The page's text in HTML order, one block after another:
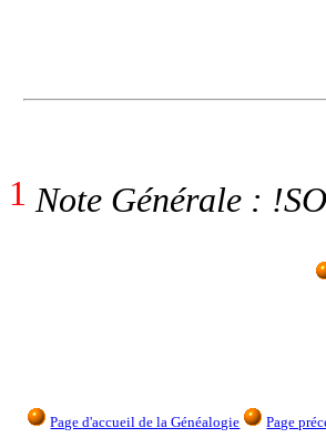
1 Note Générale :
Page d'accueil de la Généalogie Page